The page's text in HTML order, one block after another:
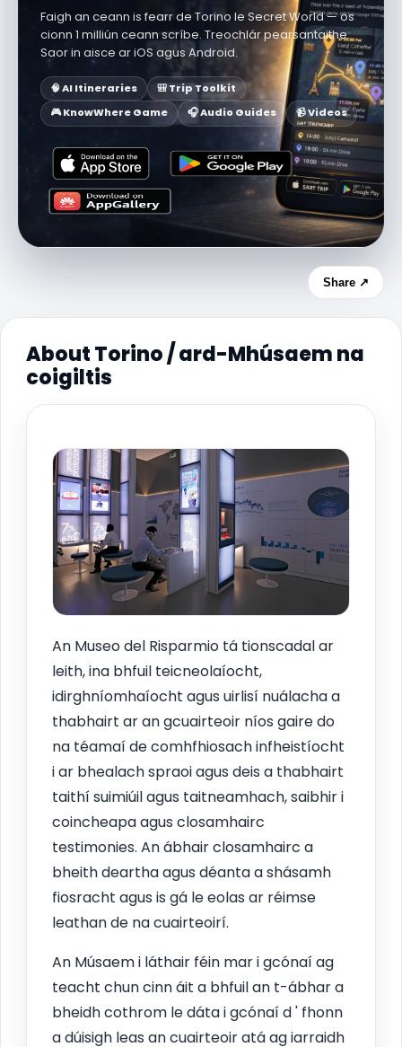
Faigh an ceann is fearr de Torino le Secret World — os
cionn 1 milliún ceann scríbe. Treochlár pearsantaithe.
Saor in aisce ar iOS agus Android.
🧠 AI Itineraries
🎒 Trip Toolkit
🎮 KnowWhere Game
🎧 Audio Guides 📹 Videos
Share ↗
About Torino / ard-Mhúsaem na
coigiltis
An Museo del Risparmio tá tionscadal ar
leith, ina bhfuil teicneolaíocht,
idirghníomhaíocht agus uirlisí nuálacha a
thabhairt ar an gcuairteoir níos gaire do
na téamaí de comhfhiosach infheistíocht
i ar bhealach spraoi agus deis a thabhairt
taithí suimiúil agus taitneamhach, saibhir i
coincheapa agus closamhairc
testimonies. An ábhair closamhairc a
bheith deartha agus déanta a shásamh
fiosracht agus is gá le eolas ar réimse
leathan de na cuairteoirí.
An Músaem i láthair féin mar i gcónaí ag
teacht chun cinn áit a bhfuil an t-ábhar a
bheidh cothrom le dáta i gcónaí d ' fhonn
a dúisigh leas an cuairteoir atá ag iarraidh